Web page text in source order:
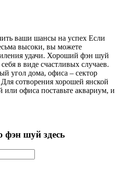
ваши шансы на успех Если
высоки, вы можете
удачи. Хороший фэн шуй
в виде счастливых случаев.
угол дома, офиса – сектор
сотворения хорошей янской
или офиса поставьте аквариум, и
фэн шуй здесь